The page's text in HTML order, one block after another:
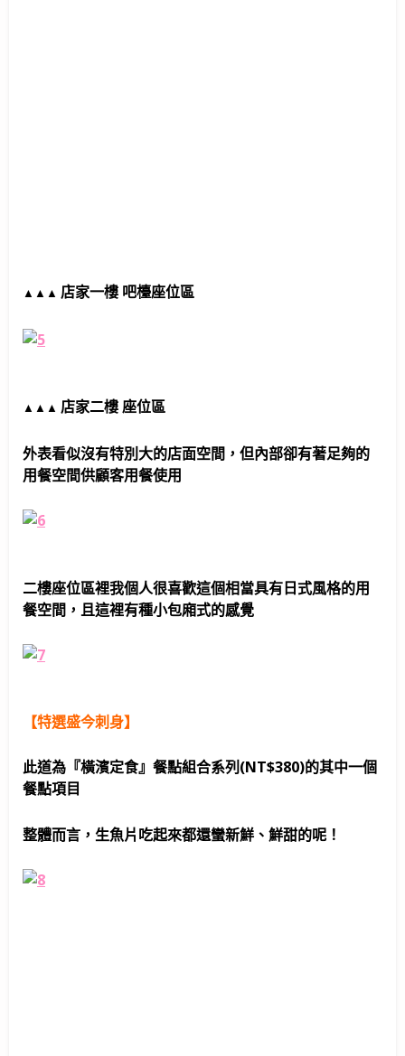
▲ ▲ ▲ 店家一樓 吧檯座位區
▲ ▲ ▲ 店家二樓 座位區
外表看似沒有特別大的店面空間，但內部卻有著足夠的
用餐空間供顧客用餐使用
二樓座位區裡我個人很喜歡這個相當具有日式風格的用
餐空間，且這裡有種小包廂式的感覺
【特選盛今刺身】
此道為『橫濱定食』餐點組合系列(NT$380)的其中一個
餐點項目
整體而言，生魚片吃起來都還蠻新鮮、鮮甜的呢！